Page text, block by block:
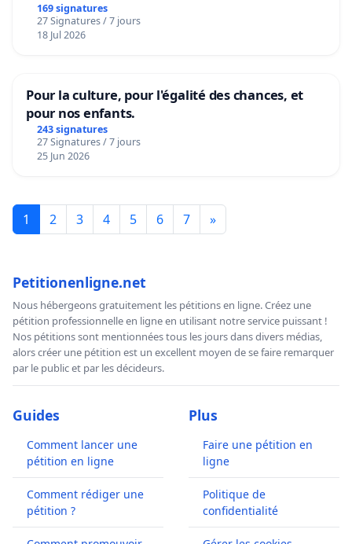
169 signatures
27 Signatures / 7 jours
18 Jul 2026
Pour la culture, pour l'égalité des chances, et
pour nos enfants.
243 signatures
27 Signatures / 7 jours
25 Jun 2026
1 2 3 4 5 6 7 »
Petitionenligne.net
Nous hébergeons gratuitement les pétitions en ligne. Créez une
pétition professionnelle en ligne en utilisant notre service puissant !
Nos pétitions sont mentionnées tous les jours dans divers médias,
alors créer une pétition est un excellent moyen de se faire remarquer
par le public et par les décideurs.
Guides
Comment lancer une
pétition en ligne
Comment rédiger une
pétition ?
Plus
Faire une pétition en
ligne
Politique de
confidentialité